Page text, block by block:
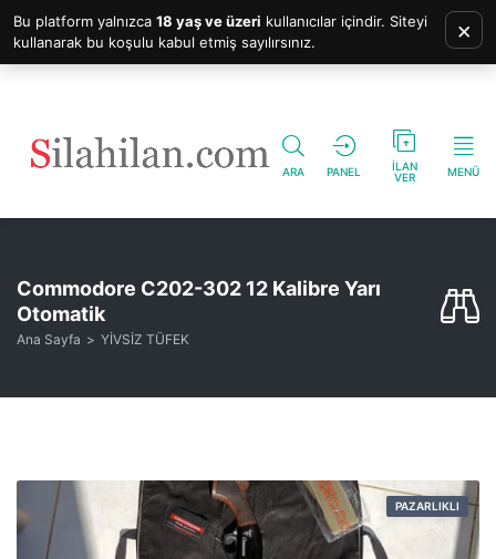
ARA PANEL
İLAN
VER
MENÜ
Commodore C202-302 12 Kalibre Yarı
Otomatik
Ana Sayfa YİVSİZ TÜFEK
PAZARLIKLI
Bu platform yalnızca 18 yaş ve üzeri kullanıcılar içindir. Siteyi
kullanarak bu koşulu kabul etmiş sayılırsınız.
×